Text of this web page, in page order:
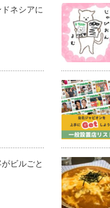
ネシアに
ビルごと